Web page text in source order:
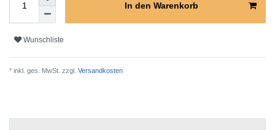
In den Warenkorb
Wunschliste
* inkl. ges. MwSt. zzgl. Versandkosten